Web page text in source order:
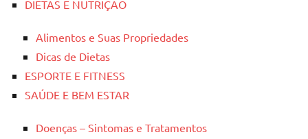
DIETAS E NUTRIÇÃO
Alimentos e Suas Propriedades
Dicas de Dietas
ESPORTE E FITNESS
SAÚDE E BEM ESTAR
Doenças – Sintomas e Tratamentos